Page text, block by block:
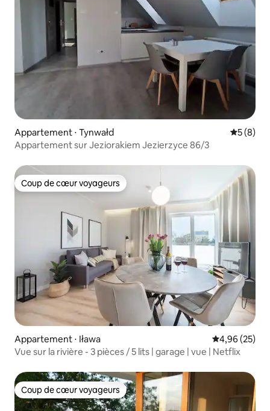
Appartement ⋅ Tynwałd
5 (8)
Appartement sur Jeziorakiem Jezierzyce 86/3
Coup de cœur voyageurs
Coup de cœur voyageurs
Appartement ⋅ Iława Évaluation
4,96 (25)
Vue sur la rivière - 3 pièces / 5 lits | garage | vue | Netflix
Coup de cœur voyageurs
Coup de cœur voyageurs